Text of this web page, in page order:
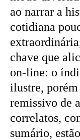
ao narrar a
cotidiana
chave que
on-line: o
ilustre,
remissivo de
correlatos,
sumário,